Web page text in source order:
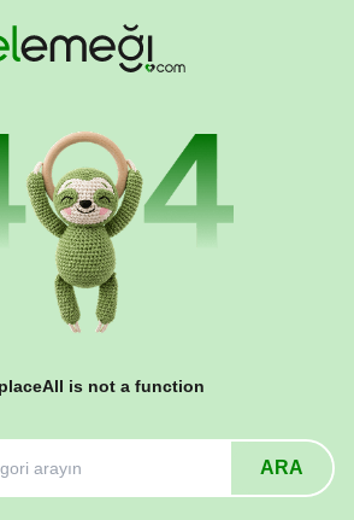
is not a function
ARA